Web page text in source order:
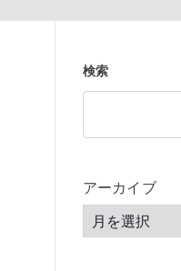
検索
アーカイブ